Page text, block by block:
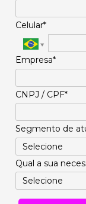
Celular*
Empresa*
CNPJ / CPF*
Segmento de
Qual a sua